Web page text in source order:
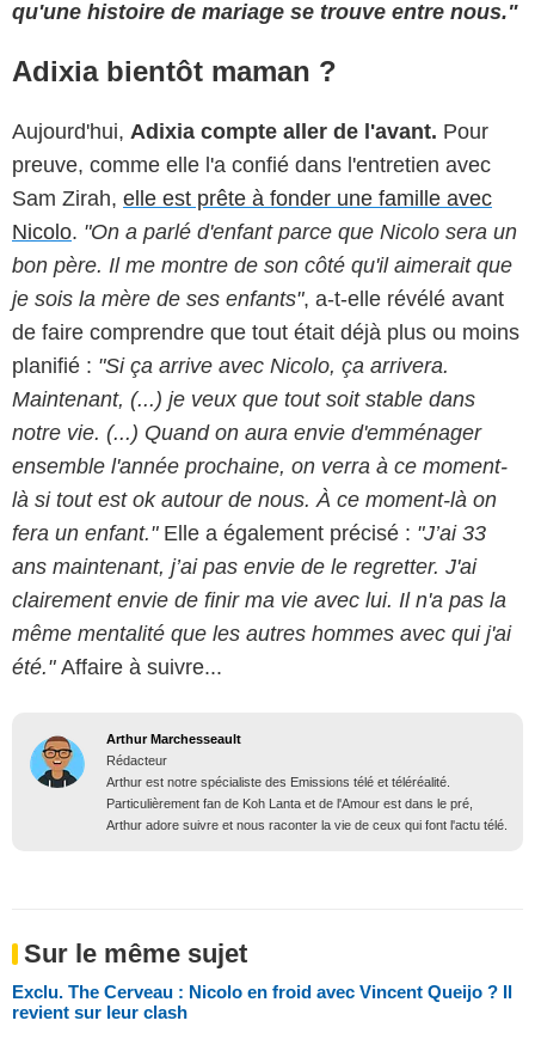
qu'une histoire de mariage se trouve entre nous."
Adixia bientôt maman ?
Aujourd'hui, Adixia compte aller de l'avant. Pour
preuve, comme elle l'a confié dans l'entretien avec
Sam Zirah, elle est prête à fonder une famille avec
Nicolo. "On a parlé d'enfant parce que Nicolo sera un
bon père. Il me montre de son côté qu'il aimerait que
je sois la mère de ses enfants", a-t-elle révélé avant
de faire comprendre que tout était déjà plus ou moins
planifié : "Si ça arrive avec Nicolo, ça arrivera.
Maintenant, (...) je veux que tout soit stable dans
notre vie. (...) Quand on aura envie d'emménager
ensemble l'année prochaine, on verra à ce moment-
là si tout est ok autour de nous. À ce moment-là on
fera un enfant." Elle a également précisé : "J’ai 33
ans maintenant, j’ai pas envie de le regretter. J'ai
clairement envie de finir ma vie avec lui. Il n'a pas la
même mentalité que les autres hommes avec qui j'ai
été." Affaire à suivre...
Arthur Marchesseault
Rédacteur
Arthur est notre spécialiste des Emissions télé et téléréalité.
Particulièrement fan de Koh Lanta et de l'Amour est dans le pré,
Arthur adore suivre et nous raconter la vie de ceux qui font l'actu télé.
Sur le même sujet
Exclu. The Cerveau : Nicolo en froid avec Vincent Queijo ? Il
revient sur leur clash